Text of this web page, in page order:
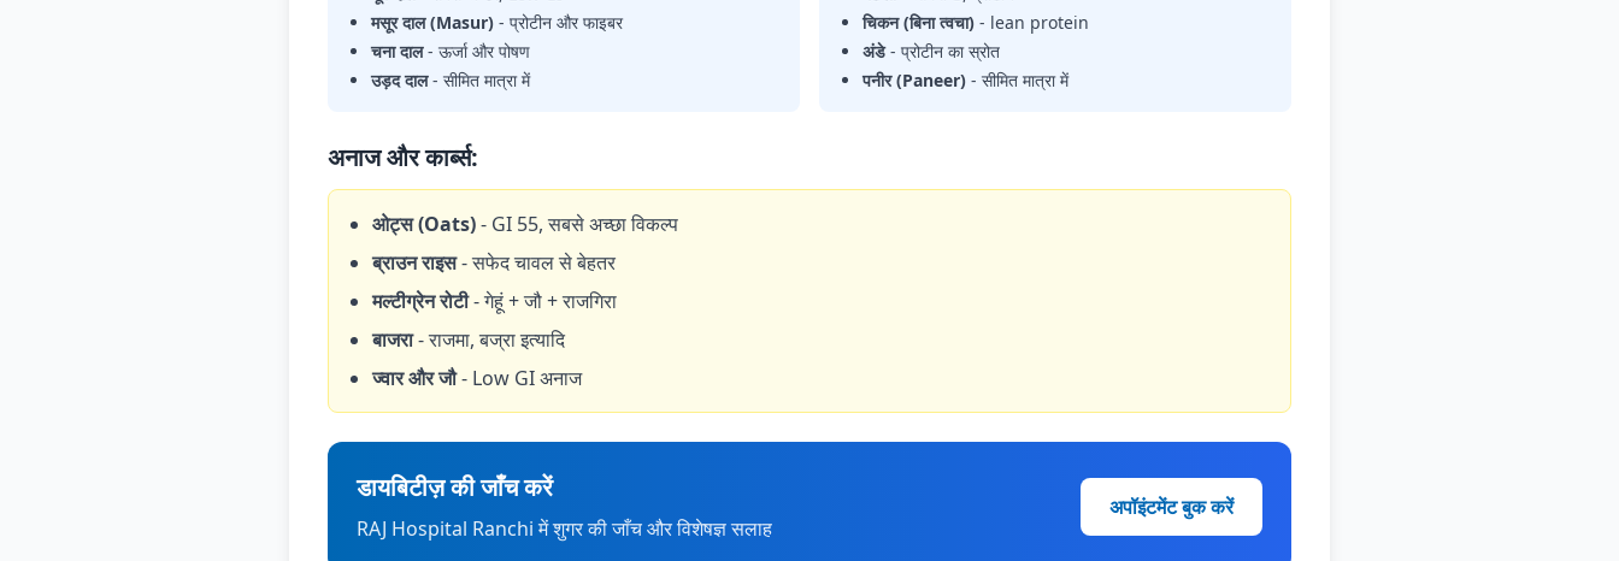
मसूर दाल (Masur) - प्रोटीन और फाइबर
चना दाल- ऊर्जा और पोषण
उड़द दाल- सीमित मात्रा में
चिकन (बिना त्वचा) - lean protein
अंडे- प्रोटीन का स्रोत
पनीर (Paneer) - सीमित मात्रा में
अनाज और कार्ब्स:
ओट्स (Oats)- GI 55, सबसे अच्छा विकल्प
ब्राउन राइस- सफेद चावल से बेहतर
मल्टीग्रेन रोटी- गेहूं + जौ + राजगिरा
बाजरा- राजमा, बज्रा इत्यादि
ज्वार और जौ- Low GI अनाज
डायबिटीज़ की जाँच करें
RAJ Hospital Ranchi में शुगर की जाँच और विशेषज्ञ सलाह
अपॉइंटमेंट बुक करें